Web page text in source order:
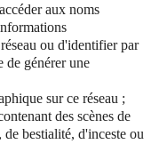
aux noms
ou d'identifier par
de générer une
sur ce réseau ;
des scènes de
bestialité, d'inceste ou